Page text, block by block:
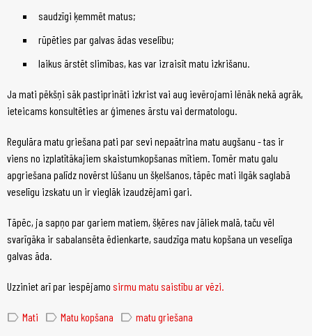
saudzīgi ķemmēt matus;
rūpēties par galvas ādas veselību;
laikus ārstēt slimības, kas var izraisīt matu izkrišanu.
Ja mati pēkšņi sāk pastiprināti izkrist vai aug ievērojami lēnāk nekā agrāk,
ieteicams konsultēties ar ģimenes ārstu vai dermatologu.
Regulāra matu griešana pati par sevi nepaātrina matu augšanu - tas ir
viens no izplatītākajiem skaistumkopšanas mītiem. Tomēr matu galu
apgriešana palīdz novērst lūšanu un šķelšanos, tāpēc mati ilgāk saglabā
veselīgu izskatu un ir vieglāk izaudzējami gari.
Tāpēc, ja sapņo par gariem matiem, šķēres nav jāliek malā, taču vēl
svarīgāka ir sabalansēta ēdienkarte, saudzīga matu kopšana un veselīga
galvas āda.
Uzziniet arī par iespējamo sirmu matu saistību ar vēzi.
label Mati label Matu kopšana label matu griešana